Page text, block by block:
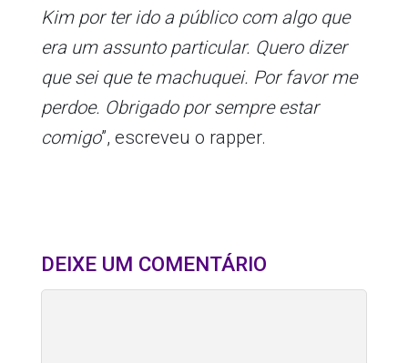
Kim por ter ido a público com algo que
era um assunto particular. Quero dizer
que sei que te machuquei. Por favor me
perdoe. Obrigado por sempre estar
comigo”, escreveu o rapper.
DEIXE UM COMENTÁRIO